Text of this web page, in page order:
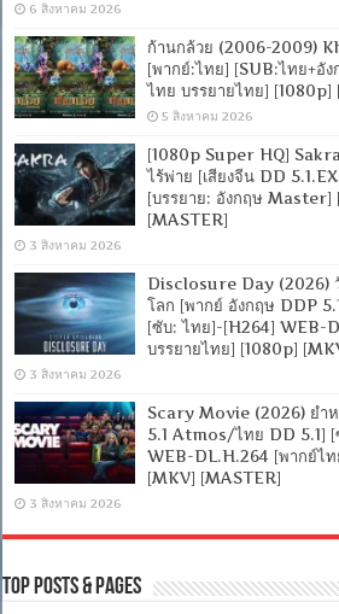
6 สิงหาคม 2026
ก้านกล้วย (2006-2009)
[พากย์:ไทย] [SUB:ไทย+อั
ไทย บรรยายไทย]
5 สิงหาคม 2026
[1080p Super HQ]
ไร้พ่าย [เสียงจีน DD
[บรรยาย: อังกฤษ Master]
[MASTER]
3 สิงหาคม 2026
Disclosure Day (2026)
โลก [พากย์ อังกฤษ DDP
[ซับ: ไทย]-[H264] WEB-
บรรยายไทย] [1080p]
3 สิงหาคม 2026
Scary Movie (2026) ยำ
5.1 Atmos/ไทย DD 5.1]
WEB-DL.H.264 [พากย์ไ
[MKV] [MASTER]
3 สิงหาคม 2026
Top Posts & Pages